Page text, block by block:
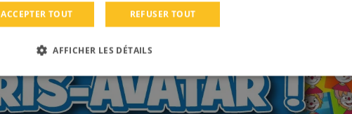
ACCEPTER TOUT REFUSER TOUT
AFFICHER LES DÉTAILS